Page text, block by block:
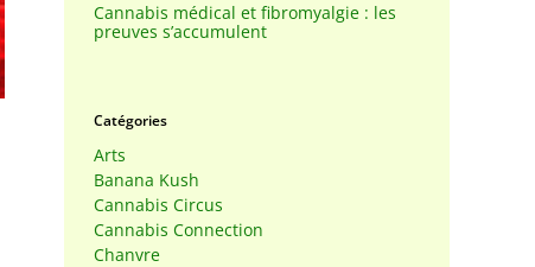
Cannabis médical et fibromyalgie : les
preuves s’accumulent
Catégories
Arts
Banana Kush
Cannabis Circus
Cannabis Connection
Chanvre